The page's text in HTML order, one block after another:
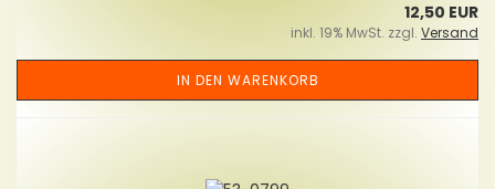
12,50 EUR
inkl. 19% MwSt. zzgl. Versand
IN DEN WARENKORB